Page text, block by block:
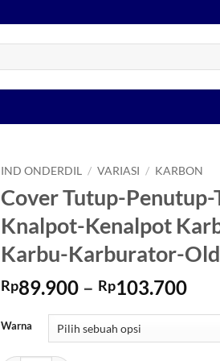
IND ONDERDIL / VARIASI / KARBON
Cover Tutup-Penutup-
Knalpot-Kenalpot
Karbu-Karburator-
Rp89.900 – Rp103.700
Warna